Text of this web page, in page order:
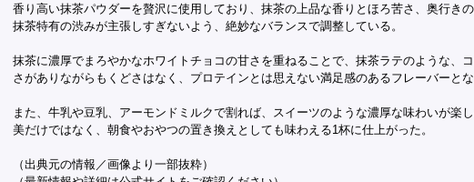
香り高い抹茶パウダーを贅沢に使用しており、抹茶の上品な香りとほろ苦さ、奥行き
抹茶特有の渋みが主張しすぎないよう、絶妙なバランスで調整している。
抹茶に濃厚でまろやかなホワイトチョコの甘さを重ねることで、抹茶ラテのような、
さがありながらもくどさはなく、プロテインとは思えない満足感のあるフレーバーとな
また、牛乳や豆乳、アーモンドミルクで割れば、スイーツのような濃厚な味わいが楽
美だけではなく、朝食やおやつの置き換えとしても味わえる1杯に仕上がった。
（出典元の情報／画像より一部抜粋）